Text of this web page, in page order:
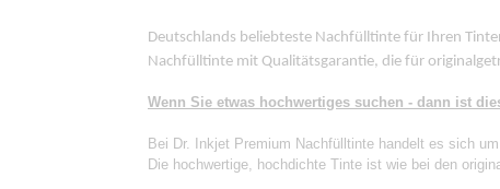
Deutschlands beliebteste Nachfülltinte für Ihren
Nachfülltinte mit Qualitätsgarantie, die für
Wenn Sie etwas hochwertiges suchen - dann ist
Bei Dr. Inkjet Premium Nachfülltinte handelt es sich
Die hochwertige, hochdichte Tinte ist wie bei den